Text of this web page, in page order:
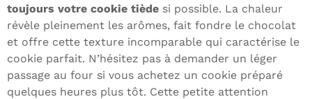
toujours votre cookie tiède si possible. La chaleur
révèle pleinement les arômes, fait fondre le chocolat
et offre cette texture incomparable qui caractérise le
cookie parfait. N’hésitez pas à demander un léger
passage au four si vous achetez un cookie préparé
quelques heures plus tôt. Cette petite attention